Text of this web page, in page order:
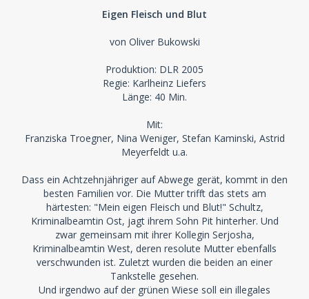
Eigen Fleisch und Blut
von Oliver Bukowski
Produktion: DLR 2005
Regie: Karlheinz Liefers
Länge: 40 Min.
Mit:
Franziska Troegner, Nina Weniger, Stefan Kaminski, Astrid
Meyerfeldt u.a.
Dass ein Achtzehnjähriger auf Abwege gerät, kommt in den
besten Familien vor. Die Mutter trifft das stets am
härtesten: "Mein eigen Fleisch und Blut!" Schultz,
Kriminalbeamtin Ost, jagt ihrem Sohn Pit hinterher. Und
zwar gemeinsam mit ihrer Kollegin Serjosha,
Kriminalbeamtin West, deren resolute Mutter ebenfalls
verschwunden ist. Zuletzt wurden die beiden an einer
Tankstelle gesehen.
Und irgendwo auf der grünen Wiese soll ein illegales